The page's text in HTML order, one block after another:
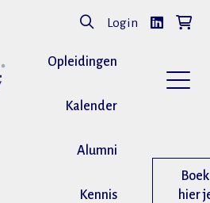
Login
Opleidingen
Kalender
Alumni
Kennis
Boek
hier